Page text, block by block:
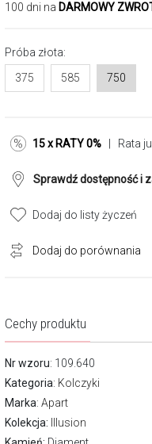
100 dni na DARMOWY
Próba złota:
375
585 750
15 x RATY 0% | Rata
Sprawdź dostępność i
Dodaj do listy życzeń
Dodaj do porównania
Cechy produktu
Nr wzoru: 109.640
Kategoria: Kolczyki
Marka: Apart
Kolekcja:
Illusion